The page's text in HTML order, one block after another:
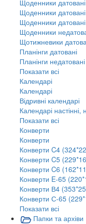
Щоденники
Щоденники
Щоденники
Щоденники
Щотижневики
Планінги датовані
Планінги недатовані
Показати всі
Календарі
Календарі
Відривні календарі
Календарі настінні,
Показати всі
Конверти
Конверти
Конверти C4
Конверти C5
Конверти C6
Конверти E-65
Конверти В4
Конверти С-65
Показати всі
Папки та архіви